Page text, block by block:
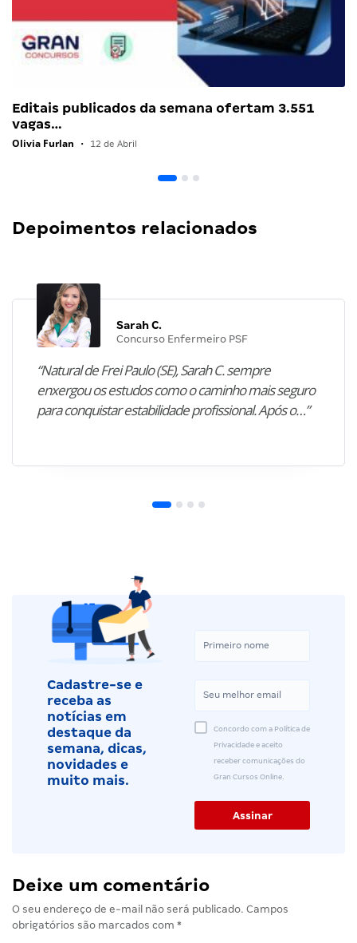
Editais publicados da semana ofertam 3.551
vagas…
Olivia Furlan • 12 de Abril
Depoimentos relacionados
Sarah C.
Concurso Enfermeiro PSF
“Natural de Frei Paulo (SE), Sarah C. sempre
enxergou os estudos como o caminho mais seguro
para conquistar estabilidade profissional. Após o…”
Cadastre-se e
receba as
notícias em
destaque da
semana, dicas,
novidades e
muito mais.
Concordo com a Política de
Privacidade e aceito
receber comunicações do
Gran Cursos Online.
Deixe um comentário
O seu endereço de e-mail não será publicado. Campos
obrigatórios são marcados com *